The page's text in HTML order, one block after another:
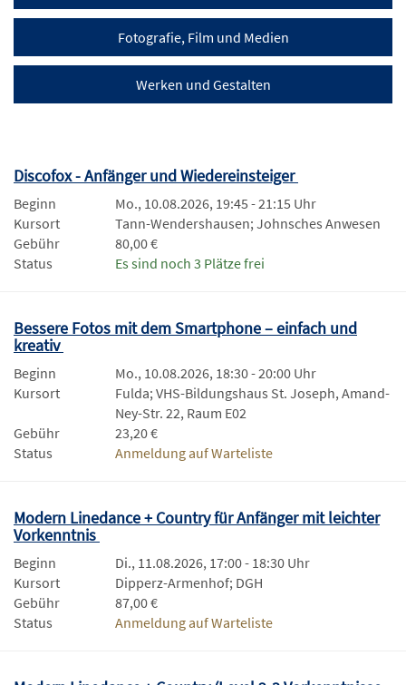
Fotografie, Film und Medien
Werken und Gestalten
Discofox - Anfänger und Wiedereinsteiger
Beginn
Mo., 10.08.2026, 19:45 - 21:15 Uhr
Kursort
Tann-Wendershausen; Johnsches Anwesen
Gebühr
80,00 €
Status
Es sind noch 3 Plätze frei
Bessere Fotos mit dem Smartphone – einfach und
kreativ
Beginn
Mo., 10.08.2026, 18:30 - 20:00 Uhr
Kursort
Fulda; VHS-Bildungshaus St. Joseph, Amand-
Ney-Str. 22, Raum E02
Gebühr
23,20 €
Status
Anmeldung auf Warteliste
Modern Linedance + Country für Anfänger mit leichter
Vorkenntnis
Beginn
Di., 11.08.2026, 17:00 - 18:30 Uhr
Kursort
Dipperz-Armenhof; DGH
Gebühr
87,00 €
Status
Anmeldung auf Warteliste